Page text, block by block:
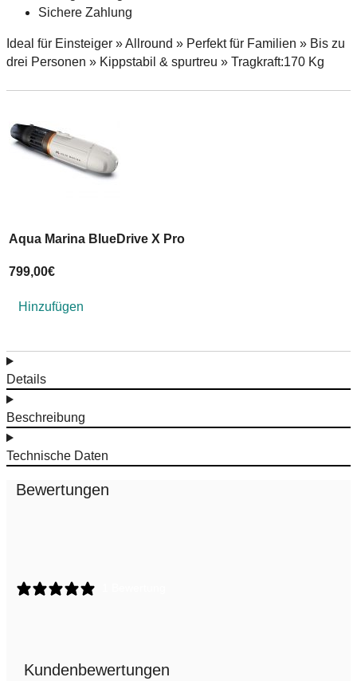
Sichere Zahlung
Ideal für Einsteiger » Allround » Perfekt für Familien » Bis zu
drei Personen » Kippstabil & spurtreu » Tragkraft:170 Kg
Aqua Marina BlueDrive X Pro
799,00€
Hinzufügen
Details
Beschreibung
Technische Daten
Bewertungen
Kundenbewertungen